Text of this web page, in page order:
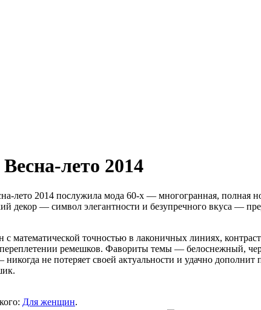
Весна-лето 2014
лето 2014 послужила мода 60-х — многогранная, полная
декор — символ элегантности и безупречного вкуса —
математической точностью в лаконичных линиях,
переплетении ремешков. Фавориты темы — белоснежный,
не потеряет своей актуальности и удачно
Для женщин.